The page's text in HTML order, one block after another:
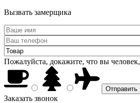
Вызвать замерщика
Пожалуйста, докажите, что вы
Заказать звонок